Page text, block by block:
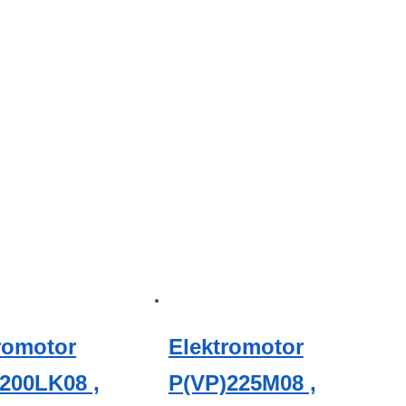
,
Elektromotor
P(VP)225M08 ,